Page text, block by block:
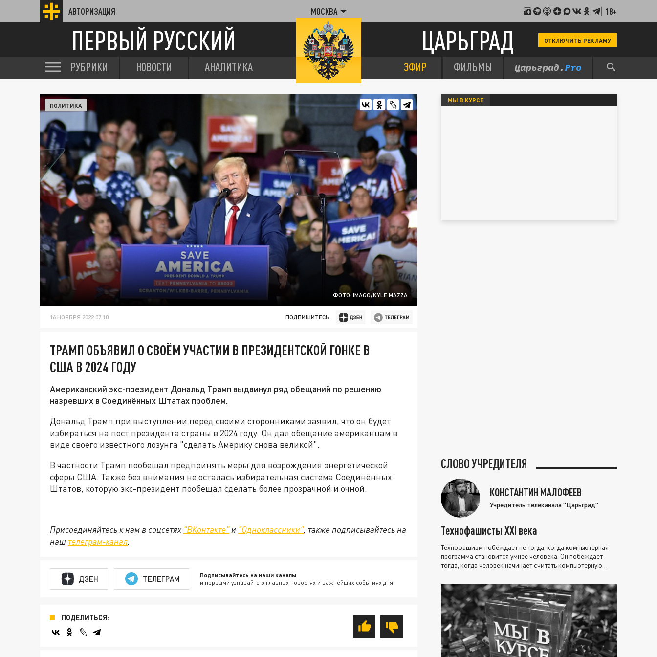
АВТОРИЗАЦИЯ МОСКВА 18+
ПЕРВЫЙ РУССКИЙ ЦАРЬГРАД ОТКЛЮЧИТЬ РЕКЛАМУ
РУБРИКИ НОВОСТИ АНАЛИТИКА ЭФИР ФИЛЬМЫ
ФОТО: IMAGO/KYLE MAZZA
ПОЛИТИКА
16 НОЯБРЯ 2022 07:10 ПОДПИШИТЕСЬ:
ТРАМП ОБЪЯВИЛ О СВОЁМ УЧАСТИИ В ПРЕЗИДЕНТСКОЙ ГОНКЕ В
США В 2024 ГОДУ
Американский экс-президент Дональд Трамп выдвинул ряд обещаний по решению
назревших в Соединённых Штатах проблем.
Дональд Трамп при выступлении перед своими сторонниками заявил, что он будет
избираться на пост президента страны в 2024 году. Он дал обещание американцам в
виде своего известного лозунга "сделать Америку снова великой".
В частности Трамп пообещал предпринять меры для возрождения энергетической
сферы США. Также без внимания не осталась избирательная система Соединённых
Штатов, которую экс-президент пообещал сделать более прозрачной и очной.
Присоединяйтесь к нам в соцсетях "ВКонтакте"и "Одноклассники", также подписывайтесь на
наш телеграм-канал.
ДЗЕН ТЕЛЕГРАМ Подписывайтесь на наши каналы
и первыми узнавайте о главных новостях и важнейших событиях дня.
ПОДЕЛИТЬСЯ:
МЫ В КУРСЕ
СЛОВО УЧРЕДИТЕЛЯ
КОНСТАНТИН МАЛОФЕЕВ
Учредитель телеканала "Царьград"
Технофашисты XXI века
Технофашизм побеждает не тогда, когда компьютерная
программа становится умнее человека. Он побеждает
тогда, когда человек начинает считать компьютерную